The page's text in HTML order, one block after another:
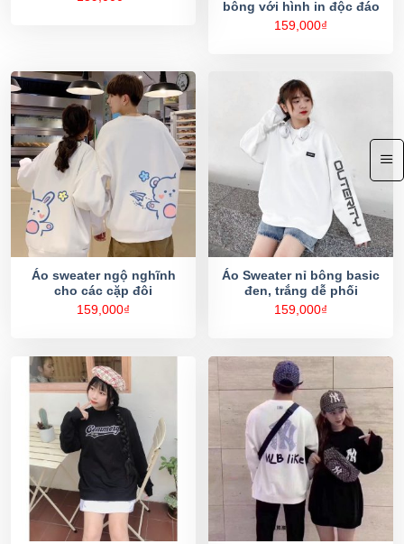
bông với hình in độc đáo
159,000₫
Áo sweater ngộ nghĩnh
cho các cặp đôi
159,000₫
Áo Sweater nỉ bông basic
đen, trắng dễ phối
159,000₫